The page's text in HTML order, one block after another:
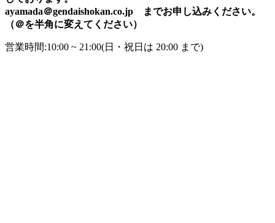
ayamada＠gendaishokan.co.jp までお申し込みください。
（＠を半角に変えてください）
営業時間:10:00 ~ 21:00(日・祝日は 20:00 まで)